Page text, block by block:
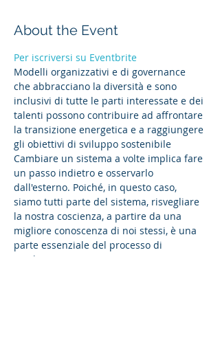
About the Event
Per iscriversi su Eventbrite
Modelli organizzativi e di governance
che abbracciano la diversità e sono
inclusivi di tutte le parti interessate e dei
talenti possono contribuire ad affrontare
la transizione energetica e a raggiungere
gli obiettivi di sviluppo sostenibile
Cambiare un sistema a volte implica fare
un passo indietro e osservarlo
dall'esterno. Poiché, in questo caso,
siamo tutti parte del sistema, risvegliare
la nostra coscienza, a partire da una
migliore conoscenza di noi stessi, è una
parte essenziale del processo di
cambiamento.